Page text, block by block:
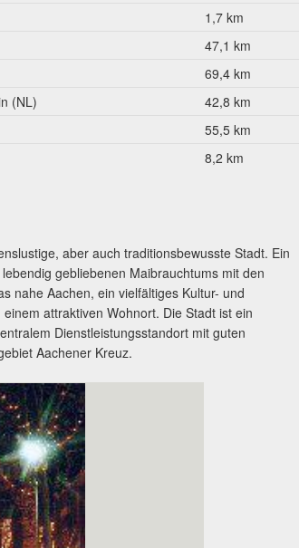
1,7 km
47,1 km
69,4 km
(NL)
42,8 km
55,5 km
8,2 km
aber auch traditionsbewusste Stadt. Ein
gebliebenen Maibrauchtums mit den
nahe Aachen, ein vielfältiges Kultur- und
attraktiven Wohnort. Die Stadt ist ein
Dienstleistungsstandort mit guten
Aachener Kreuz.